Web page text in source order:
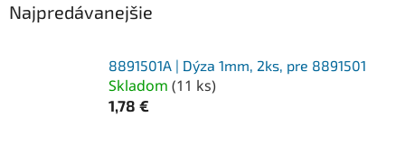
Najpredávanejšie
8891501A | Dýza 1mm, 2ks, pre 8891501
Skladom (11 ks)
1,78 €